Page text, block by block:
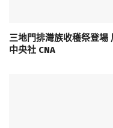
三地門排灣族收穫祭登場
中央社 CNA